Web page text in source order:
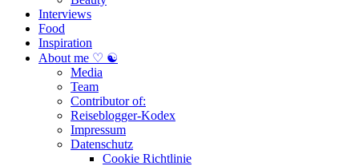
Interviews
Food
Inspiration
About me ♡ ☯
Media
Team
Contributor of:
Reiseblogger-Kodex
Impressum
Datenschutz
Cookie Richtlinie